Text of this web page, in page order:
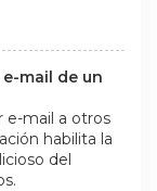
mail de un
e-mail a otros
habilita la
del